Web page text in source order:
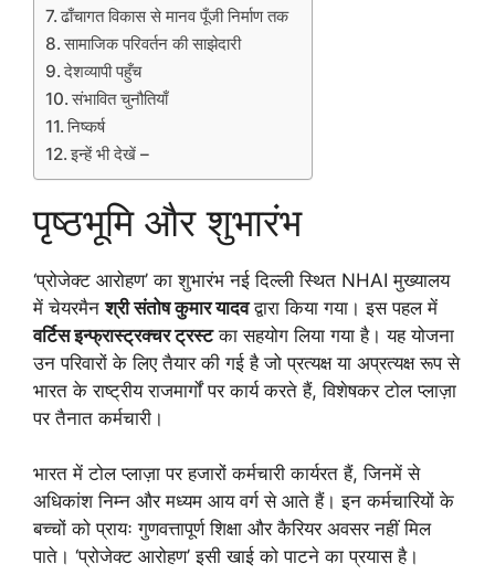
ढाँचागत विकास से मानव पूँजी निर्माण तक
सामाजिक परिवर्तन की साझेदारी
देशव्यापी पहुँच
संभावित चुनौतियाँ
निष्कर्ष
इन्हें भी देखें –
पृष्ठभूमि और शुभारंभ
‘प्रोजेक्ट आरोहण’ का शुभारंभ नई दिल्ली स्थित NHAI मुख्यालय
में चेयरमैनश्री संतोष कुमार यादवद्वारा किया गया। इस पहल में
वर्टिस इन्फ्रास्ट्रक्चर ट्रस्टका सहयोग लिया गया है। यह योजना
उन परिवारों के लिए तैयार की गई है जो प्रत्यक्ष या अप्रत्यक्ष रूप से
भारत के राष्ट्रीय राजमार्गों पर कार्य करते हैं, विशेषकर टोल प्लाज़ा
पर तैनात कर्मचारी।
भारत में टोल प्लाज़ा पर हजारों कर्मचारी कार्यरत हैं, जिनमें से
अधिकांश निम्न और मध्यम आय वर्ग से आते हैं। इन कर्मचारियों के
बच्चों को प्रायः गुणवत्तापूर्ण शिक्षा और कैरियर अवसर नहीं मिल
पाते। ‘प्रोजेक्ट आरोहण’ इसी खाई को पाटने का प्रयास है।